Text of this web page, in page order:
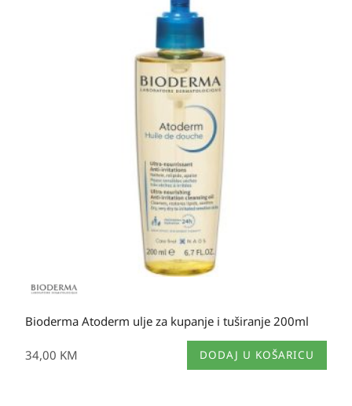
se
mogu
odabrati
na
stranici
Bioderma Atoderm ulje za kupanje i tuširanje 200ml
34,00 KM DODAJ U KOŠARICU